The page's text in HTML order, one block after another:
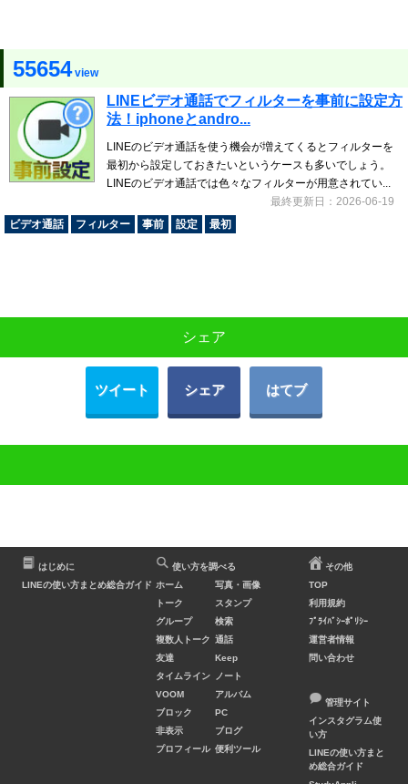
55654view
LINEビデオ通話でフィルターを事前に設定方
法！iphoneとandro...
LINEのビデオ通話を使う機会が増えてくるとフィルターを
最初から設定しておきたいというケースも多いでしょう。
LINEのビデオ通話では色々なフィルターが用意されてい...
最終更新日：2026-06-19
ビデオ通話
フィルター 事前 設定 最初
シェア
ツイート シェア はてブ
はじめに
LINEの使い方まとめ総合ガイド
使い方を調べる
ホーム
トーク
グループ
複数人トーク
友達
タイムライン
VOOM
ブロック
非表示
プロフィール
写真・画像
スタンプ
検索
通話
Keep
ノート
アルバム
PC
ブログ
便利ツール
その他
TOP
利用規約
ﾌﾟﾗｲﾊﾞｼｰﾎﾟﾘｼｰ
運営者情報
問い合わせ
管理サイト
インスタグラム使
い方
LINEの使い方まと
め総合ガイド